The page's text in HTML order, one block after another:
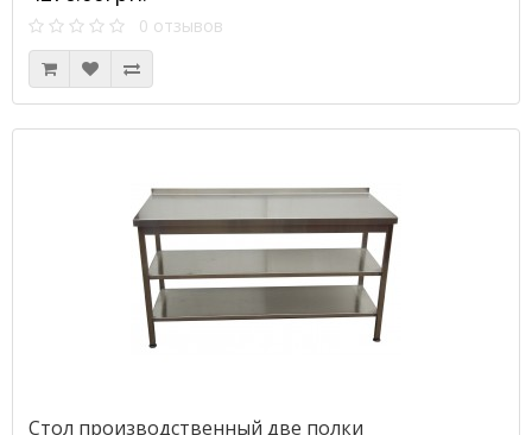
0 отзывов
Стол производственный две полки